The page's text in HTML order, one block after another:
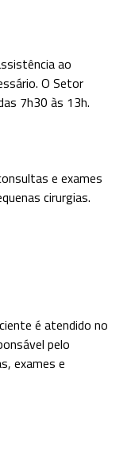
ao
O Setor
7h30 às 13h.
e exames
cirurgias.
é atendido no
pelo
exames e